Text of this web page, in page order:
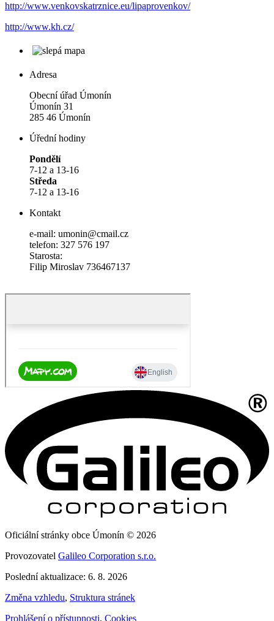
http://www.venkovskatrznice.eu/lipaprovenkov/
http://www.kh.cz/
Adresa
Obecní úřad Úmonín
Úmonín 31
285 46 Úmonín
Úřední hodiny
Pondělí
7-12 a 13-16
Středa
7-12 a 13-16
Kontakt
e-mail: umonin@cmail.cz
telefon: 327 576 197
Starosta:
Filip Miroslav 736467137
Oficiální stránky obce Úmonín © 2026
Provozovatel Galileo Corporation s.r.o.
Poslední aktualizace: 6. 8. 2026
Změna vzhledu, Struktura stránek
Prohlášení o přístupnosti, Cookies